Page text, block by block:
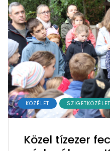
KÖZÉLET SZIGETKÖZÉLET
Közel tízezer